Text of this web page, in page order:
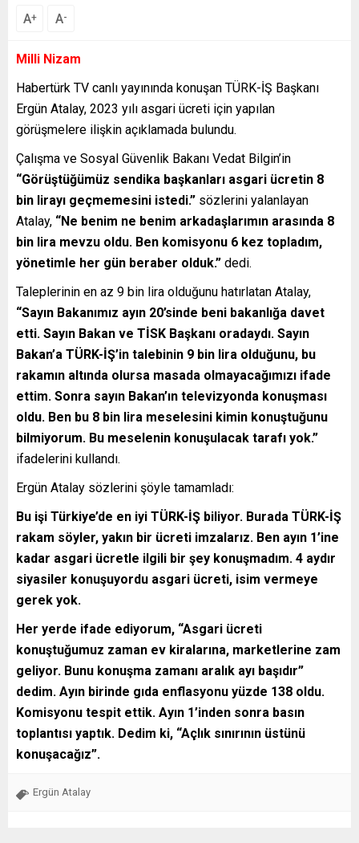
A+ A-
Milli Nizam
Habertürk TV canlı yayınında konuşan TÜRK-İŞ Başkanı
Ergün Atalay, 2023 yılı asgari ücreti için yapılan
görüşmelere ilişkin açıklamada bulundu.
Çalışma ve Sosyal Güvenlik Bakanı Vedat Bilgin’in
“Görüştüğümüz sendika başkanları asgari ücretin 8
bin lirayı geçmemesini istedi.” sözlerini yalanlayan
Atalay, “Ne benim ne benim arkadaşlarımın arasında 8
bin lira mevzu oldu. Ben komisyonu 6 kez topladım,
yönetimle her gün beraber olduk.” dedi.
Taleplerinin en az 9 bin lira olduğunu hatırlatan Atalay,
“Sayın Bakanımız ayın 20’sinde beni bakanlığa davet
etti. Sayın Bakan ve TİSK Başkanı oradaydı. Sayın
Bakan’a TÜRK-İŞ’in talebinin 9 bin lira olduğunu, bu
rakamın altında olursa masada olmayacağımızı ifade
ettim. Sonra sayın Bakan’ın televizyonda konuşması
oldu. Ben bu 8 bin lira meselesini kimin konuştuğunu
bilmiyorum. Bu meselenin konuşulacak tarafı yok.”
ifadelerini kullandı.
Ergün Atalay sözlerini şöyle tamamladı:
Bu işi Türkiye’de en iyi TÜRK-İŞ biliyor. Burada TÜRK-İŞ
rakam söyler, yakın bir ücreti imzalarız. Ben ayın 1’ine
kadar asgari ücretle ilgili bir şey konuşmadım. 4 aydır
siyasiler konuşuyordu asgari ücreti, isim vermeye
gerek yok.
Her yerde ifade ediyorum, “Asgari ücreti
konuştuğumuz zaman ev kiralarına, marketlerine zam
geliyor. Bunu konuşma zamanı aralık ayı başıdır”
dedim. Ayın birinde gıda enflasyonu yüzde 138 oldu.
Komisyonu tespit ettik. Ayın 1’inden sonra basın
toplantısı yaptık. Dedim ki, “Açlık sınırının üstünü
konuşacağız”.
Ergün Atalay